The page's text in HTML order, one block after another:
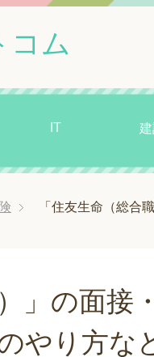
コム
IT
「住友生命（総合
」の面接
やり方な